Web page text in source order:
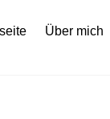
Über mich